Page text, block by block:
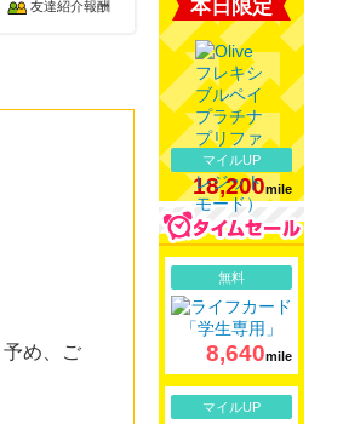
友達紹介報酬
め、ご
本日限定
マイルUP
18,200mile
無料
8,640mile
マイルUP